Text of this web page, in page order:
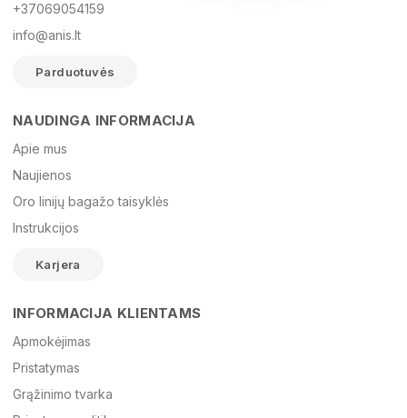
El. paštas
Žinutė
+37069054159
info@anis.lt
Parduotuvės
NAUDINGA INFORMACIJA
Apie mus
Naujienos
Oro linijų bagažo taisyklės
Instrukcijos
Karjera
INFORMACIJA KLIENTAMS
Apmokėjimas
Pristatymas
Grąžinimo tvarka